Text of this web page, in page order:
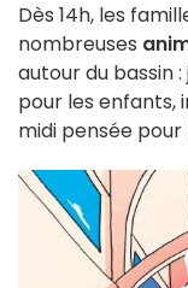
Dès 14h, les
nombreuses
autour du bassin
pour les enfants,
midi pensée pour